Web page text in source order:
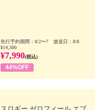
先行予約期間：8/2〜7 放送日：8/8
¥14,300
¥7,990(税込)
44%OFF